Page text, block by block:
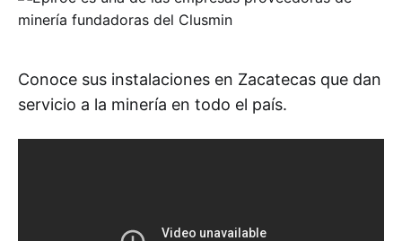
Conoce sus instalaciones en Zacatecas que dan
servicio a la minería en todo el país.